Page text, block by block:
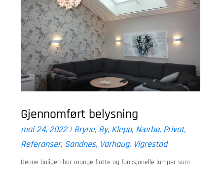
Gjennomført belysning
mai 24, 2022|Bryne, By, Klepp, Nærbø, Privat,
Referanser, Sandnes, Varhaug, Vigrestad
Denne boligen har mange flotte og funksjonelle lamper som